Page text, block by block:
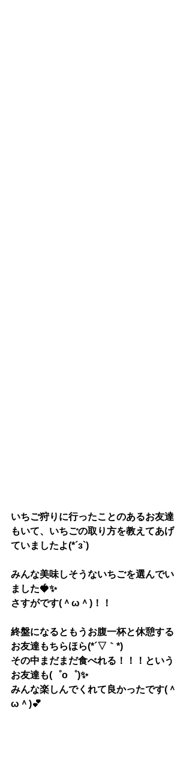
いちご狩りに行ったことのあるお友達
もいて、いちごの取り方を教えてあげ
ていましたよ(*´з`)
みんな美味しそうないちごを選んでい
ました🍓✨
さすがです(＾ω＾)！！
終盤になるともうお腹一杯と休憩する
お友達もちらほら(*´▽｀*)
その中まだまだ食べれる！！！という
お友達も(゜o゜)✨
みんな楽しんでくれて良かったです(＾
ω＾)💕